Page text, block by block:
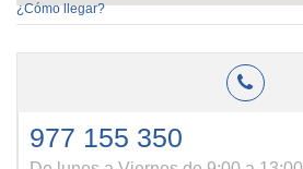
¿Cómo llegar?
977 155 350